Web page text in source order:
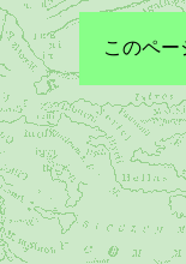
このペ